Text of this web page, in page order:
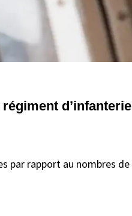
d’infanterie
par rapport au nombres de